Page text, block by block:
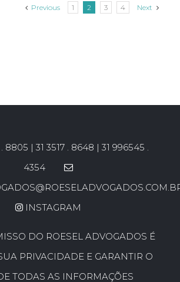
Previous 1 2 3 4 Next
. 8805 | 31 3517 . 8648 | 31 996545 .
4354
INSTAGRAM
DO ROESEL ADVOGADOS É
PRIVACIDADE E GARANTIR O
TODAS AS INFORMAÇÕES